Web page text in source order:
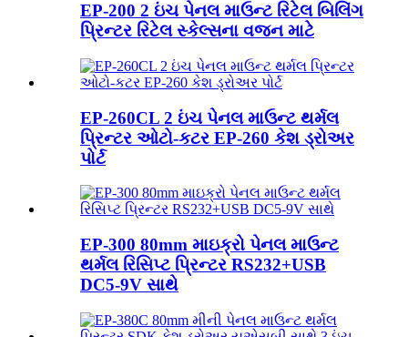
EP-200 2 ઇંચ પેનલ માઉન્ટ રિટેલ બિલિંગ
પ્રિન્ટર રિટેલ સ્કેલ્સના વજન માટે
EP-260CL 2 ઇંચ પેનલ માઉન્ટ થર્મલ
પ્રિન્ટર ઓટો-કટર EP-260 કેશ ડ્રોઅર
પોર્ટ
EP-300 80mm માઇક્રો પેનલ માઉન્ટ
થર્મલ રિસિપ્ટ પ્રિન્ટર RS232+USB
DC5-9V સાથે